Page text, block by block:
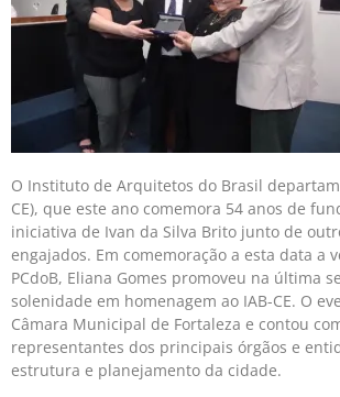
O Instituto de Arquitetos do Brasil
CE), que este ano comemora 54 anos de
iniciativa de Ivan da Silva Brito junto de
engajados. Em comemoração a esta data a
PCdoB, Eliana Gomes promoveu na última
solenidade em homenagem ao IAB-CE. O
Câmara Municipal de Fortaleza e contou
representantes dos principais órgãos e
estrutura e planejamento da cidade.